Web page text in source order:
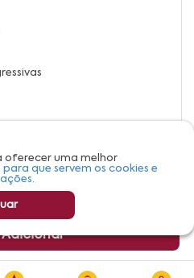
Adicionar
de crianças.
suspender o uso e procurar
seco e fresco.
oferecer uma melhor
para que servem os cookies e